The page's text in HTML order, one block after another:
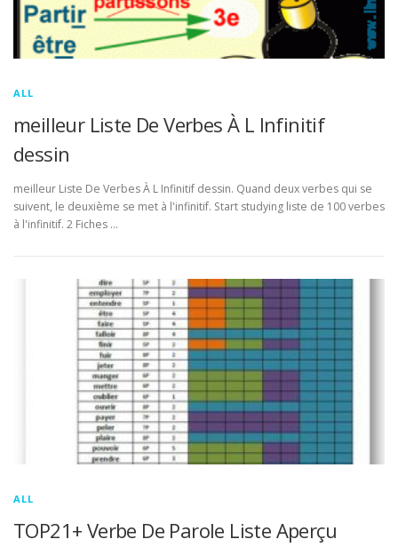
ALL
meilleur Liste De Verbes À L Infinitif
dessin
meilleur Liste De Verbes À L Infinitif dessin. Quand deux verbes qui se
suivent, le deuxième se met à l'infinitif. Start studying liste de 100 verbes
à l'infinitif. 2 Fiches …
ALL
TOP21+ Verbe De Parole Liste Aperçu